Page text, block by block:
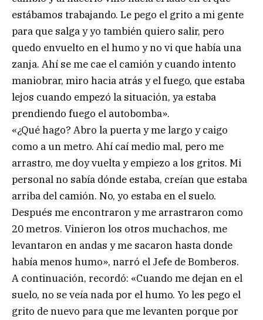
estábamos trabajando. Le pego el grito a mi gente
para que salga y yo también quiero salir, pero
quedo envuelto en el humo y no vi que había una
zanja. Ahí se me cae el camión y cuando intento
maniobrar, miro hacia atrás y el fuego, que estaba
lejos cuando empezó la situación, ya estaba
prendiendo fuego el autobomba».
«¿Qué hago? Abro la puerta y me largo y caigo
como a un metro. Ahí caí medio mal, pero me
arrastro, me doy vuelta y empiezo a los gritos. Mi
personal no sabía dónde estaba, creían que estaba
arriba del camión. No, yo estaba en el suelo.
Después me encontraron y me arrastraron como
20 metros. Vinieron los otros muchachos, me
levantaron en andas y me sacaron hasta donde
había menos humo», narró el Jefe de Bomberos.
A continuación, recordó: «Cuando me dejan en el
suelo, no se veía nada por el humo. Yo les pego el
grito de nuevo para que me levanten porque por